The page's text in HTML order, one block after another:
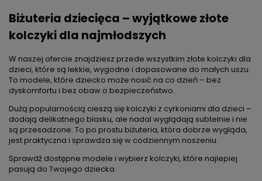
Biżuteria dziecięca – wyjątkowe złote
kolczyki dla najmłodszych
W naszej ofercie znajdziesz przede wszystkim złote kolczyki dla
dzieci, które są lekkie, wygodne i dopasowane do małych uszu.
To modele, które dziecko może nosić na co dzień – bez
dyskomfortu i bez obaw o bezpieczeństwo.
Dużą popularnością cieszą się kolczyki z cyrkoniami dla dzieci –
dodają delikatnego blasku, ale nadal wyglądają subtelnie i nie
są przesadzone. To po prostu biżuteria, która dobrze wygląda,
jest praktyczna i sprawdza się w codziennym noszeniu.
Sprawdź dostępne modele i wybierz kolczyki, które najlepiej
pasują do Twojego dziecka.